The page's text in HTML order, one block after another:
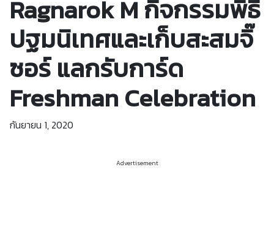
Ragnarok M กิจกรรมพิธี
ปฐมนิเทศและเก็บสะสมจิ๊
ซอร์ แลกรับการ์ด
Freshman Celebration
กันยายน 1, 2020
Advertisement